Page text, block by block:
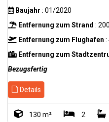
Baujahr : 01/2020
Entfernung zum Strand :
Entfernung zum Flughafen :
Entfernung zum
Bezugsfertig
Details
130 m² 2